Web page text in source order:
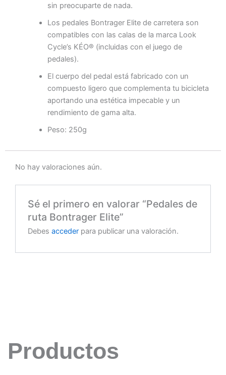
sin preocuparte de nada.
Los pedales Bontrager Elite de carretera son
compatibles con las calas de la marca Look
Cycle’s KÉO® (incluidas con el juego de
pedales).
El cuerpo del pedal está fabricado con un
compuesto ligero que complementa tu bicicleta
aportando una estética impecable y un
rendimiento de gama alta.
Peso: 250g
No hay valoraciones aún.
Sé el primero en valorar “Pedales de
ruta Bontrager Elite”
Debesacceder para publicar una valoración.
Productos